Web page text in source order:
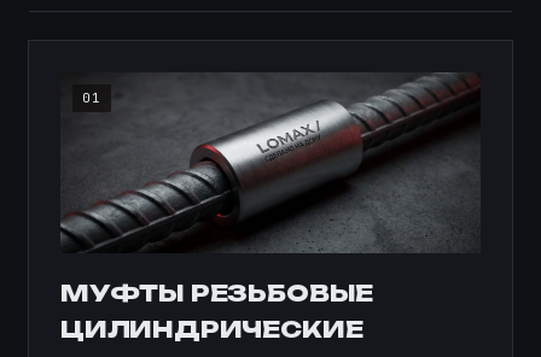
01
МУФТЫ РЕЗЬБОВЫЕ
ЦИЛИНДРИЧЕСКИЕ